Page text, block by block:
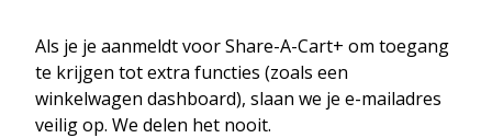
Als je je aanmeldt voor Share-A-Cart+ om toegang
te krijgen tot extra functies (zoals een
winkelwagen dashboard), slaan we je e-mailadres
veilig op. We delen het nooit.